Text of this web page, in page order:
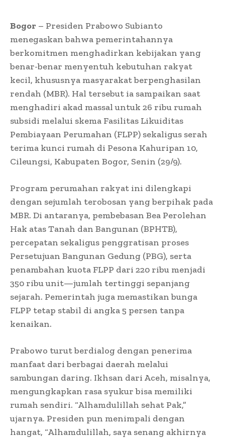
Bogor – Presiden Prabowo Subianto
menegaskan bahwa pemerintahannya
berkomitmen menghadirkan kebijakan yang
benar-benar menyentuh kebutuhan rakyat
kecil, khususnya masyarakat berpenghasilan
rendah (MBR). Hal tersebut ia sampaikan saat
menghadiri akad massal untuk 26 ribu rumah
subsidi melalui skema Fasilitas Likuiditas
Pembiayaan Perumahan (FLPP) sekaligus serah
terima kunci rumah di Pesona Kahuripan 10,
Cileungsi, Kabupaten Bogor, Senin (29/9).
Program perumahan rakyat ini dilengkapi
dengan sejumlah terobosan yang berpihak pada
MBR. Di antaranya, pembebasan Bea Perolehan
Hak atas Tanah dan Bangunan (BPHTB),
percepatan sekaligus penggratisan proses
Persetujuan Bangunan Gedung (PBG), serta
penambahan kuota FLPP dari 220 ribu menjadi
350 ribu unit—jumlah tertinggi sepanjang
sejarah. Pemerintah juga memastikan bunga
FLPP tetap stabil di angka 5 persen tanpa
kenaikan.
Prabowo turut berdialog dengan penerima
manfaat dari berbagai daerah melalui
sambungan daring. Ikhsan dari Aceh, misalnya,
mengungkapkan rasa syukur bisa memiliki
rumah sendiri. “Alhamdulillah sehat Pak,”
ujarnya. Presiden pun menimpali dengan
hangat, “Alhamdulillah, saya senang akhirnya